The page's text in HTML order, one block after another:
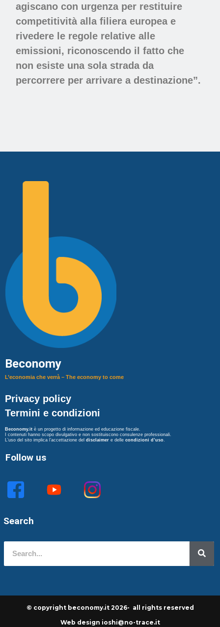
agiscano con urgenza per restituire
competitività alla filiera europea e
rivedere le regole relative alle
emissioni, riconoscendo il fatto che
non esiste una sola strada da
percorrere per arrivare a destinazione”.
Beconomy
L’economia che verrà – The economy to come
Privacy policy
Termini e condizioni
Beconomy.it è un progetto di informazione ed educazione fiscale.
I contenuti hanno scopo divulgativo e non sostituiscono consulenze professionali.
L’uso del sito implica l’accettazione del disclaimer e delle condizioni d’uso
Follow us
Search
© copyright beconomy.it 2026- all rights reserved
Web design ioshi@no-trace.it